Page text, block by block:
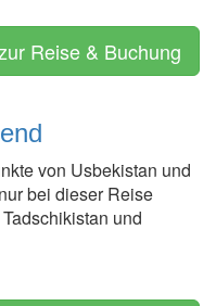
Reise & Buchung
von Usbekistan und
bei dieser Reise
und